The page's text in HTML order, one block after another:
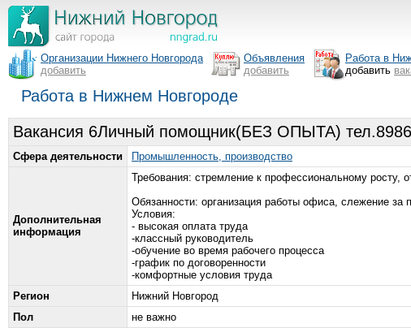
Организации Нижнего Новгорода
добавить
Объявления
добавить
Работа в
добавить
Работа в Нижнем Новгороде
Вакансия 6Личный помощник(БЕЗ ОПЫТА)
Сфера деятельности Промышленность, производство
Дополнительная
информация
Требования: стремление к профессиональному росту,
Обязанности: организация работы офиса, слежение за
Условия:
- высокая оплата труда
-классный руководитель
-обучение во время рабочего процесса
-график по договоренности
-комфортные условия труда
Регион
Нижний Новгород
Пол
не важно